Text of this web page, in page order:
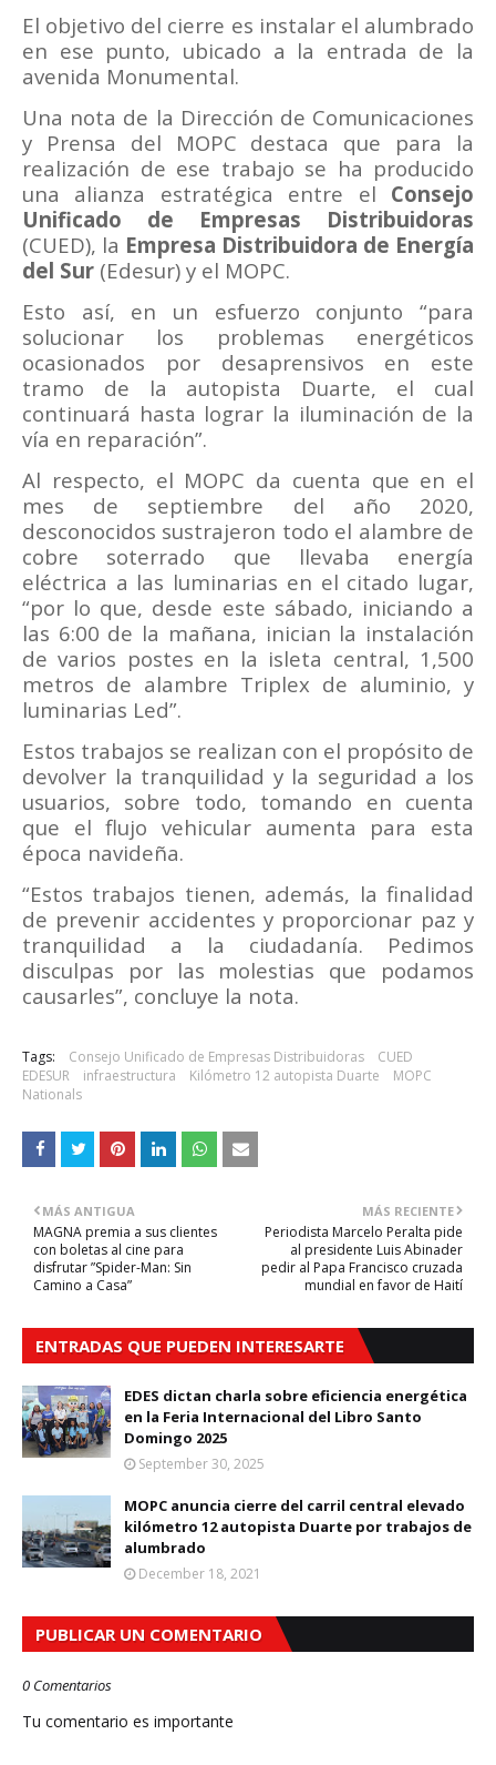
El objetivo del cierre es instalar el alumbrado
en ese punto, ubicado a la entrada de la
avenida Monumental.
Una nota de la Dirección de Comunicaciones
y Prensa del MOPC destaca que para la
realización de ese trabajo se ha producido
una alianza estratégica entre el Consejo
Unificado de Empresas Distribuidoras
(CUED), la Empresa Distribuidora de Energía
del Sur (Edesur) y el MOPC.
Esto así, en un esfuerzo conjunto “para
solucionar los problemas energéticos
ocasionados por desaprensivos en este
tramo de la autopista Duarte, el cual
continuará hasta lograr la iluminación de la
vía en reparación”.
Al respecto, el MOPC da cuenta que en el
mes de septiembre del año 2020,
desconocidos sustrajeron todo el alambre de
cobre soterrado que llevaba energía
eléctrica a las luminarias en el citado lugar,
“por lo que, desde este sábado, iniciando a
las 6:00 de la mañana, inician la instalación
de varios postes en la isleta central, 1,500
metros de alambre Triplex de aluminio, y
luminarias Led”.
Estos trabajos se realizan con el propósito de
devolver la tranquilidad y la seguridad a los
usuarios, sobre todo, tomando en cuenta
que el flujo vehicular aumenta para esta
época navideña.
“Estos trabajos tienen, además, la finalidad
de prevenir accidentes y proporcionar paz y
tranquilidad a la ciudadanía. Pedimos
disculpas por las molestias que podamos
causarles”, concluye la nota.
Tags: Consejo Unificado de Empresas Distribuidoras
CUED
EDESUR
infraestructura Kilómetro 12 autopista Duarte
MOPC
Nationals
MÁS RECIENTE
Periodista Marcelo Peralta pide
al presidente Luis Abinader
pedir al Papa Francisco cruzada
mundial en favor de Haití
MÁS ANTIGUA
MAGNA premia a sus clientes
con boletas al cine para
disfrutar ”Spider-Man: Sin
Camino a Casa”
ENTRADAS QUE PUEDEN INTERESARTE
EDES dictan charla sobre eficiencia energética
en la Feria Internacional del Libro Santo
Domingo 2025
September 30, 2025
MOPC anuncia cierre del carril central elevado
kilómetro 12 autopista Duarte por trabajos de
alumbrado
December 18, 2021
PUBLICAR UN COMENTARIO
0 Comentarios
Tu comentario es importante